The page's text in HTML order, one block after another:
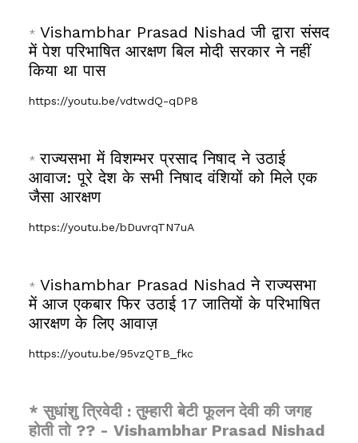
* Vishambhar Prasad Nishad जी द्वारा संसद
में पेश परिभाषित आरक्षण बिल मोदी सरकार ने नहीं
किया था पास
https://youtu.be/vdtwdQ-qDP8
* राज्यसभा में विशम्भर प्रसाद निषाद ने उठाई
आवाज: पूरे देश के सभी निषाद वंशियों को मिले एक
जैसा आरक्षण
https://youtu.be/bDuvrqTN7uA
* Vishambhar Prasad Nishad ने राज्यसभा
में आज एकबार फिर उठाई 17 जातियों के परिभाषित
आरक्षण के लिए आवाज़
https://youtu.be/95vzQTB_fkc
* सुधांशु त्रिवेदी : तुम्हारी बेटी फूलन देवी की जगह
होती तो ?? - Vishambhar Prasad Nishad